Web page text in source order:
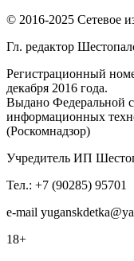
© 2016-2025 Сетевое
Гл. редактор
Регистрационный
декабря 2016 года.
Выдано Федеральной
информационных
(Роскомнадзор)
Учредитель ИП
Тел.: +7 (90285) 95701
e-mail y
18+